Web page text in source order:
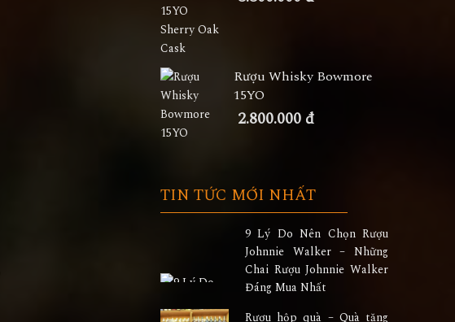
Rượu Whisky Bowmore
15YO
2.800.000 đ
TIN TỨC MỚI NHẤT
9 Lý Do Nên Chọn Rượu
Johnnie Walker – Những
Chai Rượu Johnnie Walker
Đáng Mua Nhất
Rượu hộp quà – Quà tặng